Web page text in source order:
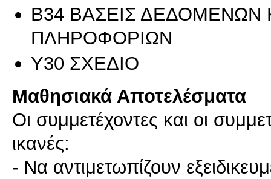
Β34 ΒΑΣΕΙΣ ΔΕΔΟΜΕΝΩΝ
ΠΛΗΡΟΦΟΡΙΩΝ
Υ30 ΣΧΕΔΙΟ
Μαθησιακά Αποτελέσματα
Οι συμμετέχοντες και οι
ικανές:
- Να αντιμετωπίζουν